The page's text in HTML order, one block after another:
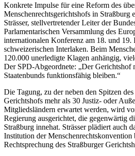
Konkrete Impulse für eine Reform des
Menschenrechtsgerichtshofs in Straßburg
Strässer, stellvertretender Leiter der
Parlamentarischen Versammlung des
internationalen Konferenz am 18. und 19.
schweizerischen Interlaken. Beim
120.000 unerledigte Klagen anhängig,
Der SPD-Abgeordnete: „Der Gerichtshof
Staatenbunds funktionsfähig bleiben.“
Die Tagung, zu der neben den Spitzen
Gerichtshofs mehr als 30 Justiz- oder
Mitgliedsländern erwartet werden, wird
Regierung ausgerichtet, die gegenwärtig
Straßburg innehat. Strässer plädiert auch
Institution der Menschenrechtskonvention
Rechtsprechung des Straßburger